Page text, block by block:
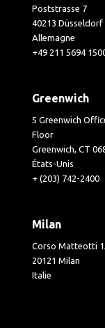
Poststrasse 7
40213 Düsseldorf
Allemagne
+49 211 5694
Greenwich
5 Greenwich
Floor
Greenwich, CT
États-Unis
+ (203) 742-2400
Milan
Corso Matteotti
20121 Milan
Italie